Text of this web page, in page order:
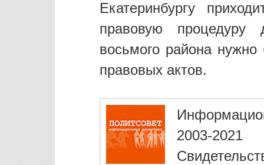
Екатеринбургу
правовую процедуру
восьмого района нужно
правовых актов.
2003-2021